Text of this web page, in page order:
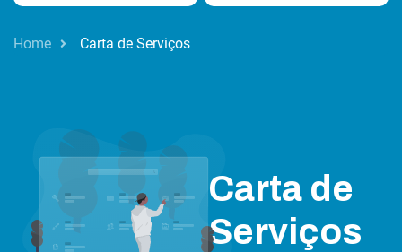
Home Carta de Serviços
Carta de
Serviços